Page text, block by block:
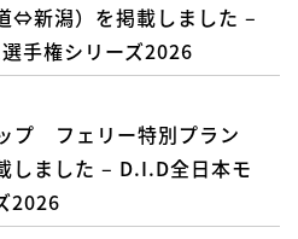
⇔新潟）を掲載しました –
手権シリーズ2026
プ フェリー特別プラン
しました – D.I.D全日本モ
2026